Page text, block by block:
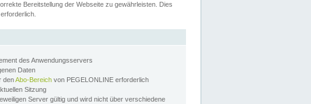
Bereitstellung der Webseite zu gewährleisten. Dies
des Anwendungsservers
Daten
denAbo-Bereich von PEGELONLINE erforderlich
Sitzung
Server gültig und wird nicht über verschiedene